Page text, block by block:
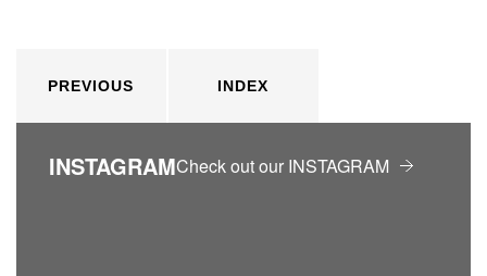
PREVIOUS INDEX
INSTAGRAMCheck out our INSTAGRAM